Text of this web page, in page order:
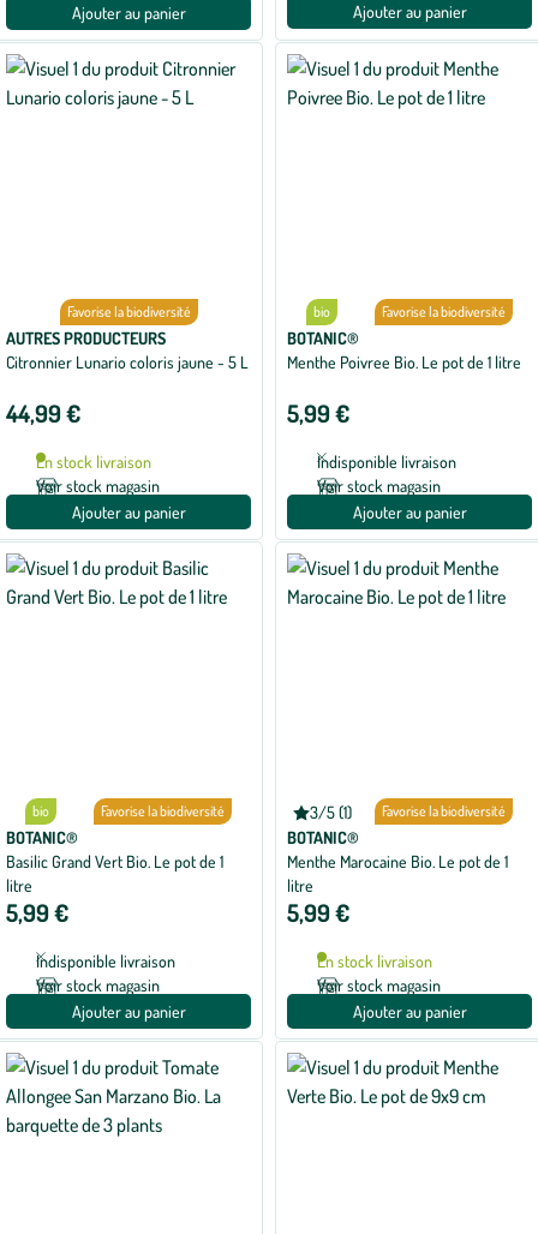
Ajouter au panier Ajouter au panier
Favorise la biodiversité
AUTRES PRODUCTEURS
Citronnier Lunario coloris jaune - 5 L
44,99 €
En stock livraison
Voir stock magasin
Ajouter au panier
bio Favorise la biodiversité
BOTANIC®
Menthe Poivree Bio. Le pot de 1 litre
5,99 €
Indisponible livraison
Voir stock magasin
Ajouter au panier
bio Favorise la biodiversité
BOTANIC®
Basilic Grand Vert Bio. Le pot de 1
litre
5,99 €
Indisponible livraison
Voir stock magasin
Ajouter au panier
3/5 (1)
Note
moyenne
de
3
sur
5
avec
bio Favorise la biodiversité
BOTANIC®
Menthe Marocaine Bio. Le pot de 1
litre
5,99 €
En stock livraison
Voir stock magasin
Ajouter au panier